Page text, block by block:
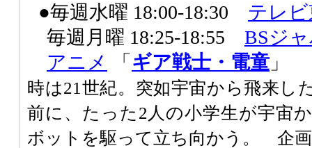
●毎週水曜 18:00-18:30 テレ
毎週月曜 18:25-18:55 BSジ
アニメ
「 ギア戦士・電童 」
時は21世紀。突如宇宙から飛来し
前に、たった2人の小学生が宇宙
ボットを駆って立ち向かう。 企